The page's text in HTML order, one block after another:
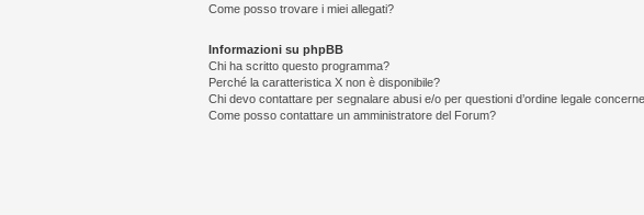
Come posso trovare i miei allegati?
Informazioni su phpBB
Chi ha scritto questo programma?
Perché la caratteristica X non è disponibile?
Chi devo contattare per segnalare abusi e/o per questioni d’ordine legale
Come posso contattare un amministratore del Forum?